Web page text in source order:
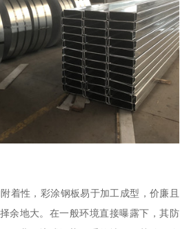
着性，彩涂钢板易于加工成型，价廉且
余地大。在一般环境直接曝露下，其防